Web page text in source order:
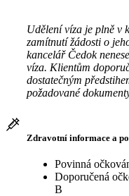
Udělení víza je plně v
zamítnutí žádosti o
kancelář Čedok
víza. Klientům
dostatečným
požadované
Zdravotní informace a
Povinná
Doporučená
B